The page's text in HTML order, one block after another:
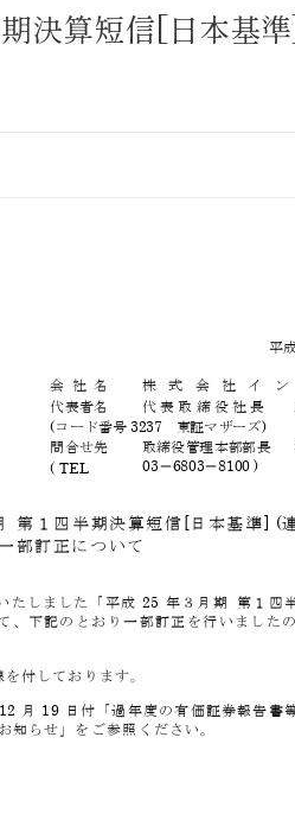
客事業
マテリア
取組事例
決算短信[日本基